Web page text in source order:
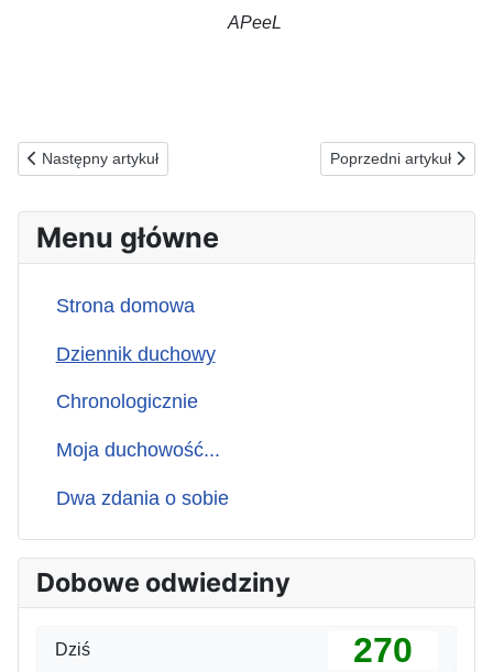
APeeL
Poprzednia strona: 16.04.2026(c) ZA CZEKAJĄCYCH NA
Następny artykuł Następna strona:
Poprzedni artykuł
Menu główne
Strona domowa
Dziennik duchowy
Chronologicznie
Moja duchowość...
Dwa zdania o sobie
Dobowe odwiedziny
Dziś 270